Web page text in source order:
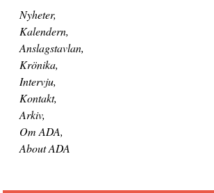
Nyheter
Kalendern
Anslagstavlan
Krönika
Intervju
Kontakt
Arkiv
Om ADA
About ADA